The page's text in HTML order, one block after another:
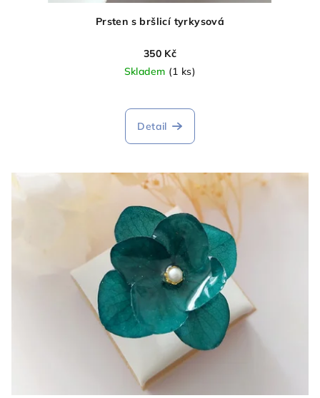
Prsten s bršlicí tyrkysová
350 Kč
Skladem (1 ks)
Detail